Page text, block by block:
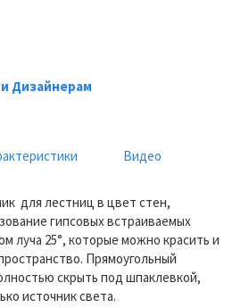
Дизайнерам
Видео
для лестниц в цвет стен,
гипсовых встраиваемых
луча 25°, которые можно красить и
Прямоугольный
скрыть под шпаклевкой,
источник света.